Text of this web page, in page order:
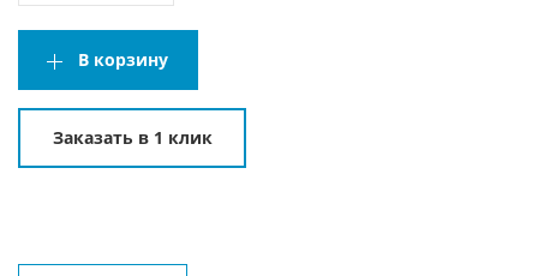
В корзину
Заказать в 1 клик